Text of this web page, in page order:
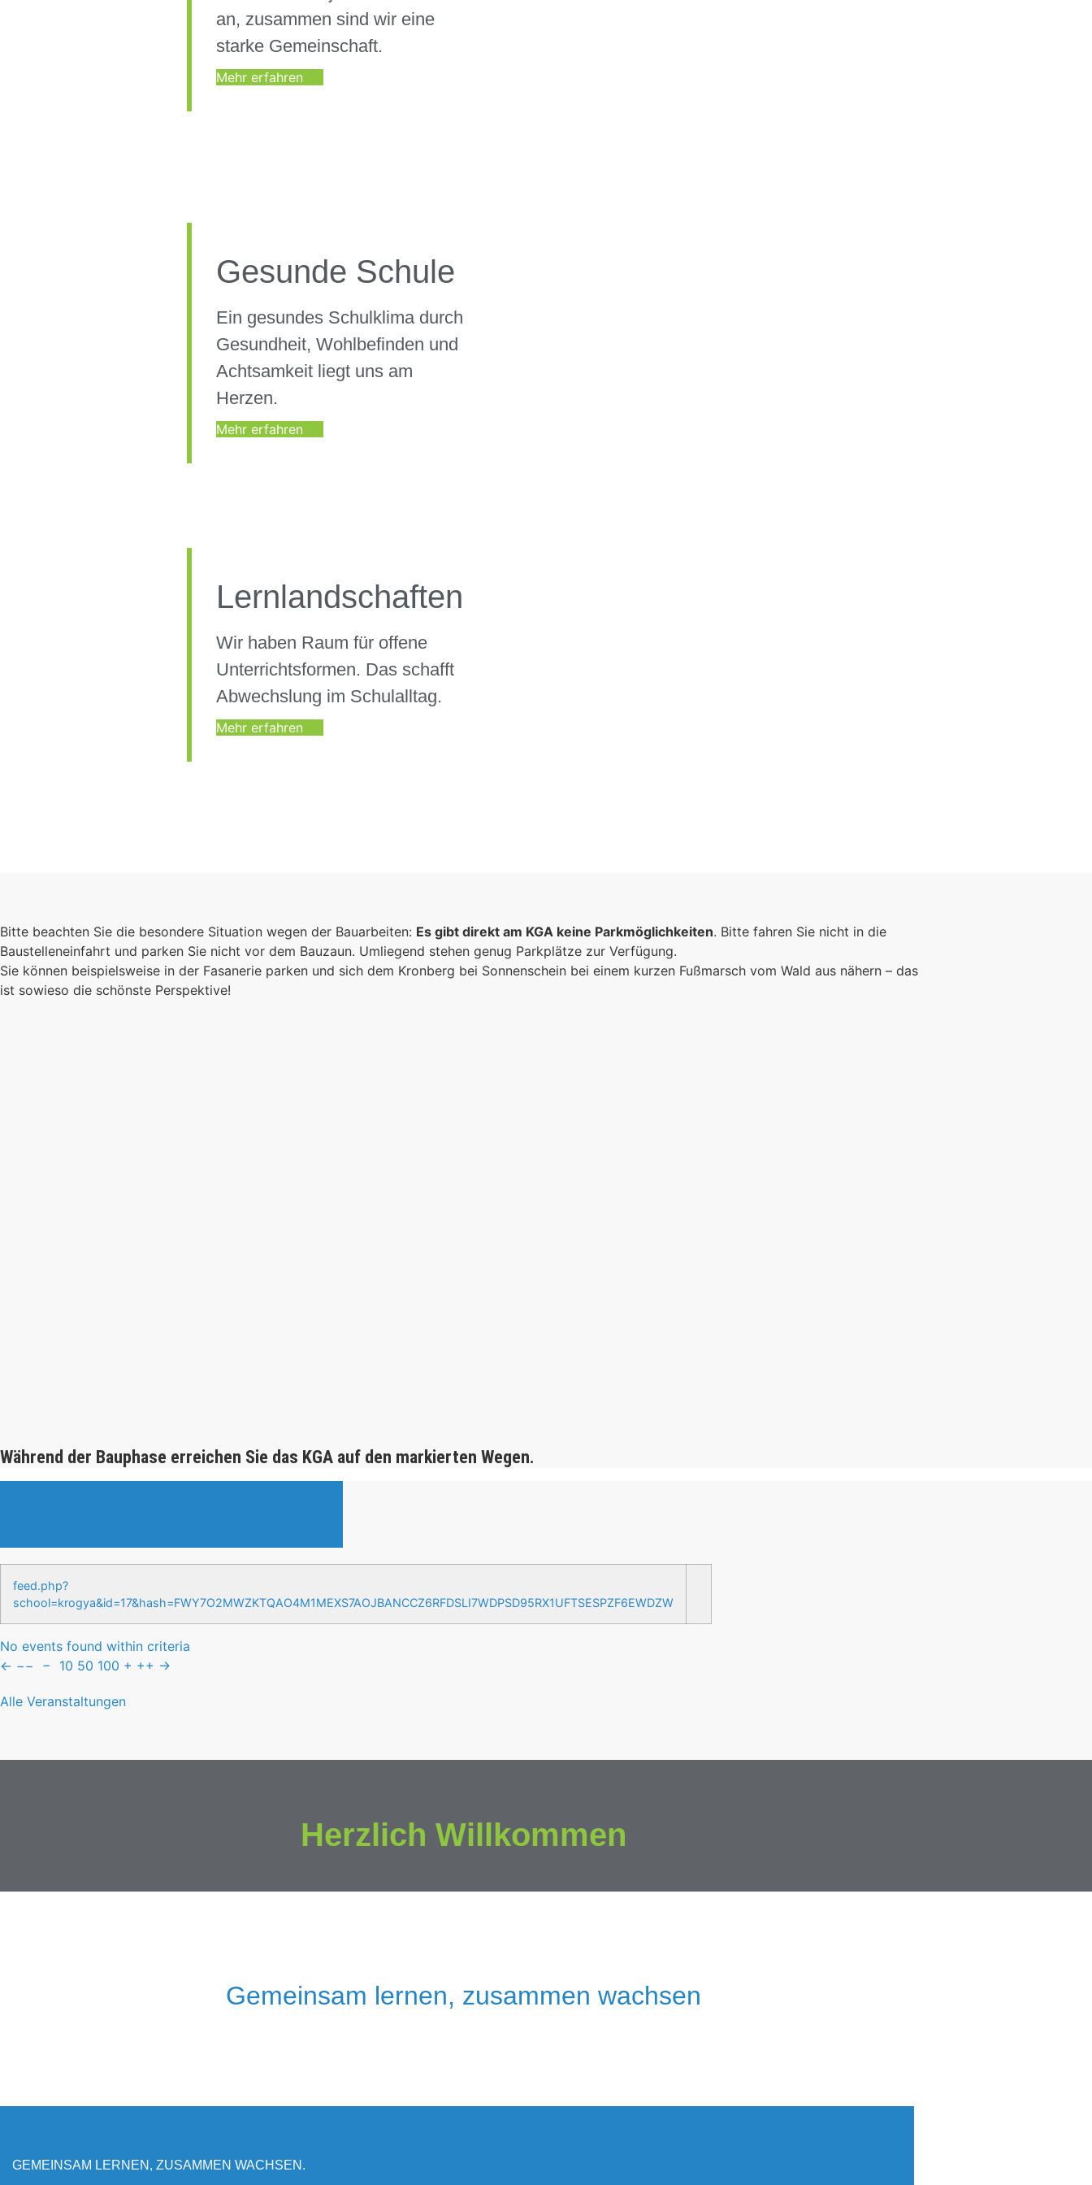
an, zusammen sind wir eine
starke Gemeinschaft.
Mehr erfahren
Gesunde Schule
Ein gesundes Schulklima durch
Gesundheit, Wohlbefinden und
Achtsamkeit liegt uns am
Herzen.
Mehr erfahren
Lernlandschaften
Wir haben Raum für offene
Unterrichtsformen. Das schafft
Abwechslung im Schulalltag.
Mehr erfahren
Bitte beachten Sie die besondere Situation wegen der Bauarbeiten: Es gibt direkt am KGA keine Parkmöglichkeiten. Bitte fahren Sie nicht in die
Baustelleneinfahrt und parken Sie nicht vor dem Bauzaun. Umliegend stehen genug Parkplätze zur Verfügung.
Sie können beispielsweise in der Fasanerie parken und sich dem Kronberg bei Sonnenschein bei einem kurzen Fußmarsch vom Wald aus nähern – das
ist sowieso die schönste Perspektive!
Während der Bauphase erreichen Sie das KGA auf den markierten Wegen.
feed.php?
school=krogya&id=17&hash=FWY7O2MWZKTQAO4M1MEXS7AOJBANCCZ6RFDSLI7WDPSD95RX1UFTSESPZF6EWDZW
No events found within criteria
← −− − 10 50 100 + ++ →
Alle Veranstaltungen
Herzlich Willkommen
Gemeinsam lernen, zusammen wachsen
GEMEINSAM LERNEN, ZUSAMMEN WACHSEN.